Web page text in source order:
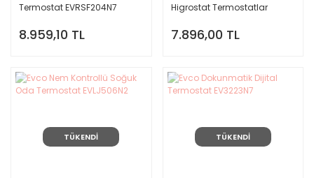
Termostat EVRSF204N7
8.959,10 TL
Higrostat Termostatlar
7.896,00 TL
TÜKENDİ TÜKENDİ